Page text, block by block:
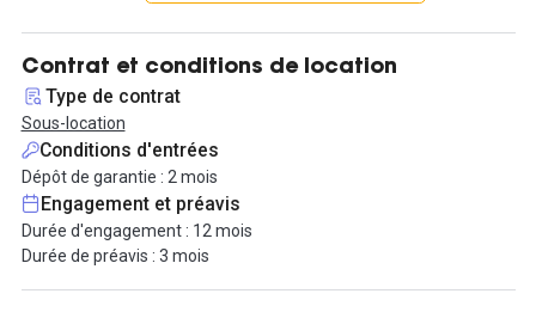
L'accès à l'immeuble est sécurisé et vous pouvez vous y rendre
24h/24 et 7j/7. Vous aurez aussi accès à une cuisine et une salle
de réunion de 15m².
Ne manquez pas cette opportunité de travailler dans un cadre
exceptionnel, où chaque détail a été soigneusement pensé pour
vous offrir un espace professionnel confortable et inspirant.
Le bureau est facilement accessible en transport en commun.
Prenez la 12 jusqu'à Saint-Georges, la 2 jusqu'à Pigalle ou encore
la 7 à Pelletier.
Contrat et conditions de location
Type de contrat
Sous-location
Conditions d'entrées
Dépôt de garantie : 2 mois
Engagement et préavis
Durée d'engagement : 12 mois
Durée de préavis : 3 mois